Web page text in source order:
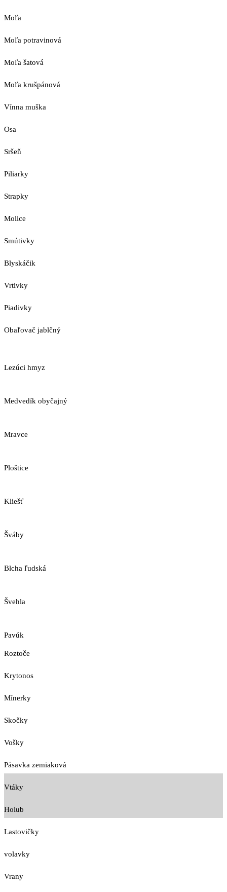
Moľa
Moľa potravinová
Moľa šatová
Moľa krušpánová
Vínna muška
Osa
Sršeň
Piliarky
Strapky
Molice
Smútivky
Blyskáčik
Vrtivky
Piadivky
Obaľovač jablčný
Lezúci hmyz
Medvedík obyčajný
Mravce
Ploštice
Kliešť
Šváby
Blcha ľudská
Švehla
Pavúk
Roztoče
Krytonos
Mínerky
Skočky
Vošky
Pásavka zemiaková
Vtáky
Holub
Lastovičky
volavky
Vrany